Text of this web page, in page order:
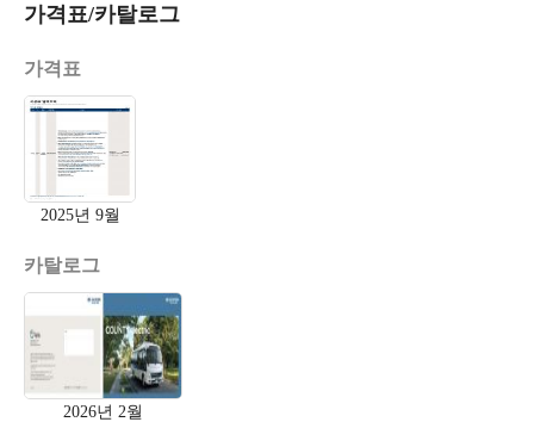
가격표/카탈로그
가격표
2025년 9월
카탈로그
2026년 2월